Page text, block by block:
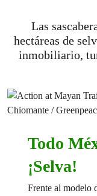
Las
hectáreas de
inmobiliario,
Todo
¡Selva!
Frente al modelo